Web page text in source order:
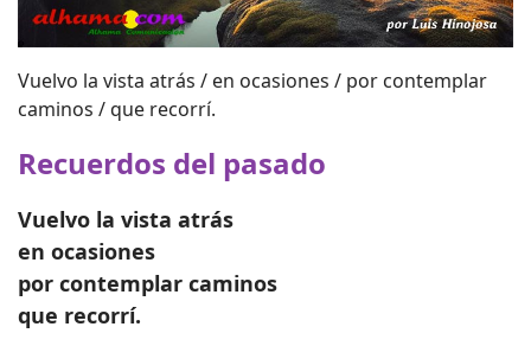
Vuelvo la vista atrás / en ocasiones / por contemplar
caminos / que recorrí.
Recuerdos del pasado
Vuelvo la vista atrás
en ocasiones
por contemplar caminos
que recorrí.